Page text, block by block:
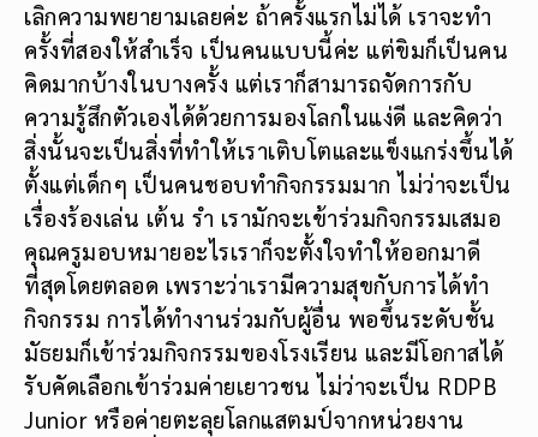
เลิกความพยายามเลยค่ะ ถ้าครั้งแรกไม่ได้ เราจะทำ
ครั้งที่สองให้สำเร็จ เป็นคนแบบนี้ค่ะ แต่ขิมก็เป็นคน
คิดมากบ้างในบางครั้ง แต่เราก็สามารถจัดการกับ
ความรู้สึกตัวเองได้ด้วยการมองโลกในแง่ดี และคิดว่า
สิ่งนั้นจะเป็นสิ่งที่ทำให้เราเติบโตและแข็งแกร่งขึ้นได้
ตั้งแต่เด็กๆ เป็นคนชอบทำกิจกรรมมาก ไม่ว่าจะเป็น
เรื่องร้องเล่น เต้น รำ เรามักจะเข้าร่วมกิจกรรมเสมอ
คุณครูมอบหมายอะไรเราก็จะตั้งใจทำให้ออกมาดี
ที่สุดโดยตลอด เพราะว่าเรามีความสุขกับการได้ทำ
กิจกรรม การได้ทำงานร่วมกับผู้อื่น พอขึ้นระดับชั้น
มัธยมก็เข้าร่วมกิจกรรมของโรงเรียน และมีโอกาสได้
รับคัดเลือกเข้าร่วมค่ายเยาวชน ไม่ว่าจะเป็น RDPB
Junior หรือค่ายตะลุยโลกแสตมป์จากหน่วยงาน